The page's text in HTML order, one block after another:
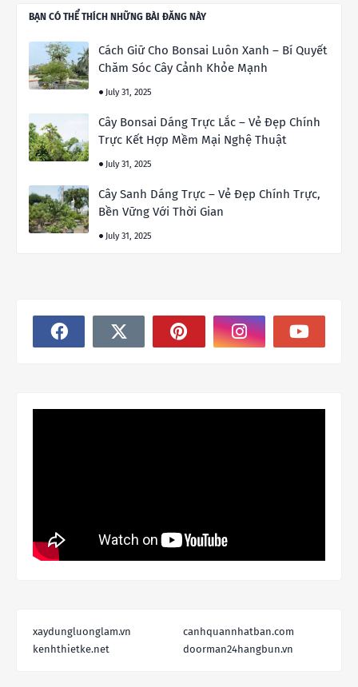
BẠN CÓ THỂ THÍCH NHỮNG BÀI ĐĂNG NÀY
Cách Giữ Cho Bonsai Luôn Xanh – Bí Quyết
Chăm Sóc Cây Cảnh Khỏe Mạnh
July 31, 2025
Cây Bonsai Dáng Trực Lắc – Vẻ Đẹp Chính
Trực Kết Hợp Mềm Mại Nghệ Thuật
July 31, 2025
Cây Sanh Dáng Trực – Vẻ Đẹp Chính Trực,
Bền Vững Với Thời Gian
July 31, 2025
xaydungluonglam.vn
canhquannhatban.com
kenhthietke.net
doorman24hangbun.vn